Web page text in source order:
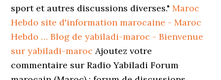
sport et autres discussions diverses."Maroc
Hebdo site d'information marocaine - Maroc
Hebdo … Blog de yabiladi-maroc - Bienvenue
sur yabiladi-maroc Ajoutez votre
commentaire sur Radio Yabiladi Forum